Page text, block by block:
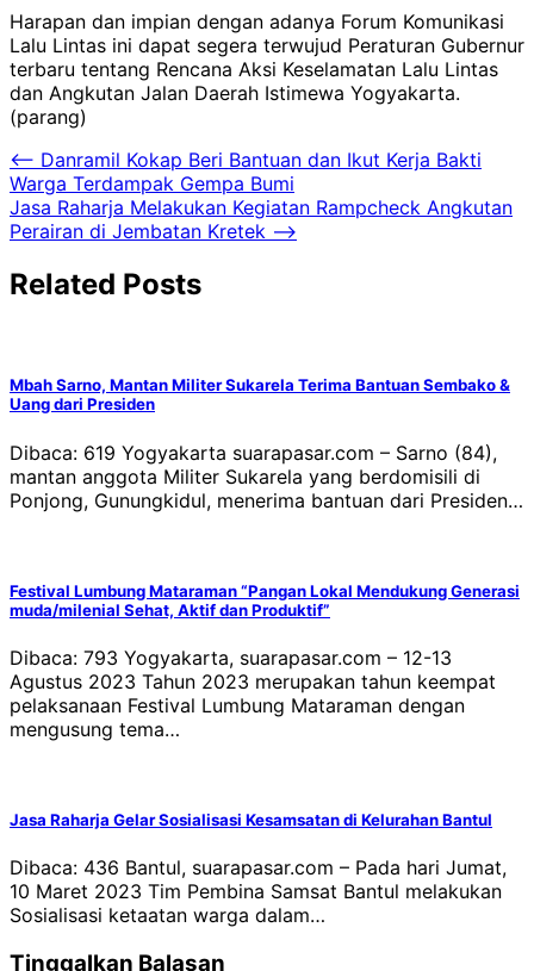
Harapan dan impian dengan adanya Forum Komunikasi
Lalu Lintas ini dapat segera terwujud Peraturan Gubernur
terbaru tentang Rencana Aksi Keselamatan Lalu Lintas
dan Angkutan Jalan Daerah Istimewa Yogyakarta.
(parang)
Navigasi
pos
⟵ Danramil Kokap Beri Bantuan dan Ikut Kerja Bakti
Warga Terdampak Gempa Bumi
Jasa Raharja Melakukan Kegiatan Rampcheck Angkutan
Perairan di Jembatan Kretek ⟶
Related Posts
Mbah Sarno, Mantan Militer Sukarela Terima Bantuan Sembako &
Uang dari Presiden
Dibaca: 619 Yogyakarta suarapasar.com – Sarno (84),
mantan anggota Militer Sukarela yang berdomisili di
Ponjong, Gunungkidul, menerima bantuan dari Presiden…
Festival Lumbung Mataraman “Pangan Lokal Mendukung Generasi
muda/milenial Sehat, Aktif dan Produktif”
Dibaca: 793 Yogyakarta, suarapasar.com – 12-13
Agustus 2023 Tahun 2023 merupakan tahun keempat
pelaksanaan Festival Lumbung Mataraman dengan
mengusung tema…
Jasa Raharja Gelar Sosialisasi Kesamsatan di Kelurahan Bantul
Dibaca: 436 Bantul, suarapasar.com – Pada hari Jumat,
10 Maret 2023 Tim Pembina Samsat Bantul melakukan
Sosialisasi ketaatan warga dalam…
Tinggalkan Balasan